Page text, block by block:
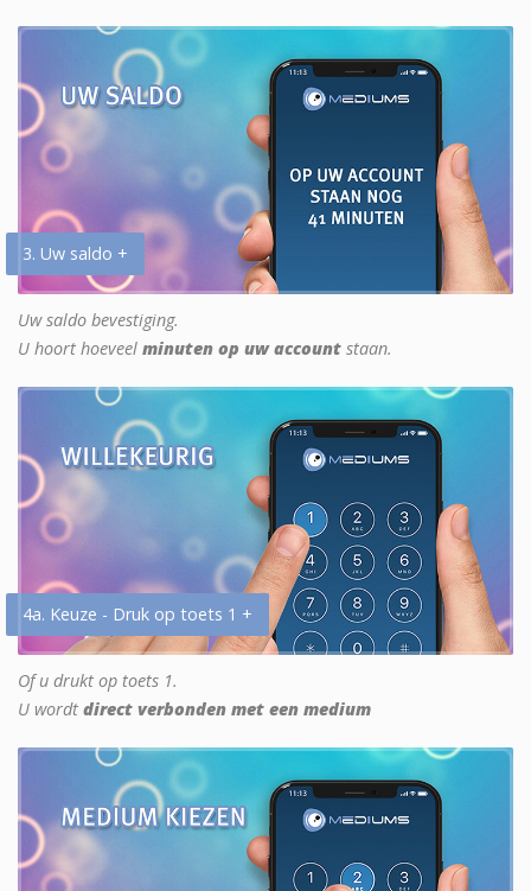
3. Uw saldo +
Uw saldo bevestiging.
U hoort hoeveel minuten op uw account staan.
4a. Keuze - Druk op toets 1 +
Of u drukt op toets 1.
U wordt direct verbonden met een medium